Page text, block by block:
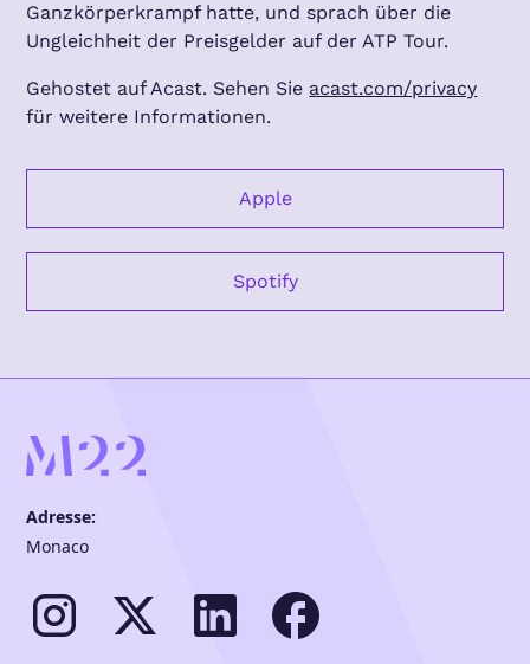
Ganzkörperkrampf hatte, und sprach über die
Ungleichheit der Preisgelder auf der ATP Tour.
Gehostet auf Acast. Sehen Sie acast.com/privacy
für weitere Informationen.
Apple
Spotify
Adresse:
Monaco